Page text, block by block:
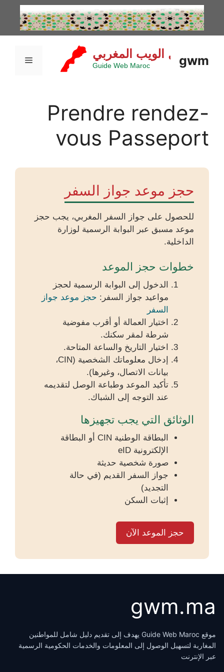
المحتوى
gwm القائمة
Prendre rendez-
vous Passeport
حجز موعد جواز السفر
للحصول على جواز السفر المغربي، يجب حجز
موعد مسبق عبر البوابة الرسمية لوزارة
الداخلية.
خطوات حجز الموعد
الدخول إلى البوابة الرسمية لحجز
مواعيد جواز السفر: حجز موعد جواز
السفر
اختيار العمالة أو أقرب مفوضية
شرطة لمقر سكنك.
اختيار التاريخ والساعة المتاحة.
إدخال معلوماتك الشخصية (CIN،
بيانات الاتصال، وغيرها).
تأكيد الموعد وطباعة الوصل لتقديمه
عند التوجه إلى الشباك.
الوثائق التي يجب تجهيزها
البطاقة الوطنية CIN أو البطاقة
الإلكترونية eID
صورة شخصية حديثة
جواز السفر القديم (في حالة
التجديد)
إثبات السكن
حجز الموعد الآن
gwm.ma
موقع Guide Web Maroc يهدف إلى تقديم دليل شامل للمواطنين
المغاربة لتسهيل الوصول إلى المعلومات والخدمات الحكومية الرسمية
عبر الإنترنت